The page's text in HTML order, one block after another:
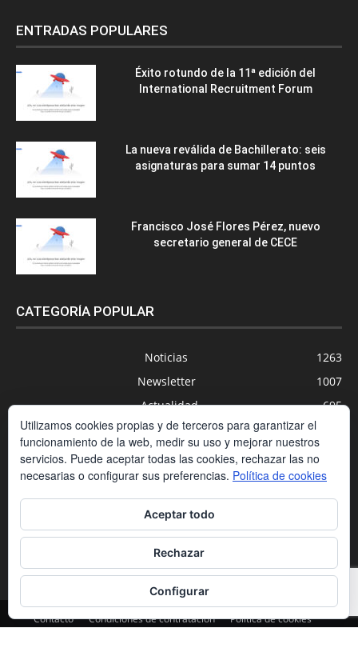
ENTRADAS POPULARES
Éxito rotundo de la 11ª edición del
International Recruitment Forum
La nueva reválida de Bachillerato: seis
asignaturas para sumar 14 puntos
Francisco José Flores Pérez, nuevo
secretario general de CECE
CATEGORÍA POPULAR
Noticias
1263
Newsletter
1007
Actualidad
695
Universidades
Blog
Agenda
254
Nuevas Tecnologías
200
Estudios
188
Centros Privados
Contacto Condiciones de contratación
Política de cookies
Utilizamos cookies propias y de terceros para garantizar el
funcionamiento de la web, medir su uso y mejorar nuestros
servicios. Puede aceptar todas las cookies, rechazar las no
necesarias o configurar sus preferencias. Política de cookies
Aceptar todo
Rechazar
Configurar